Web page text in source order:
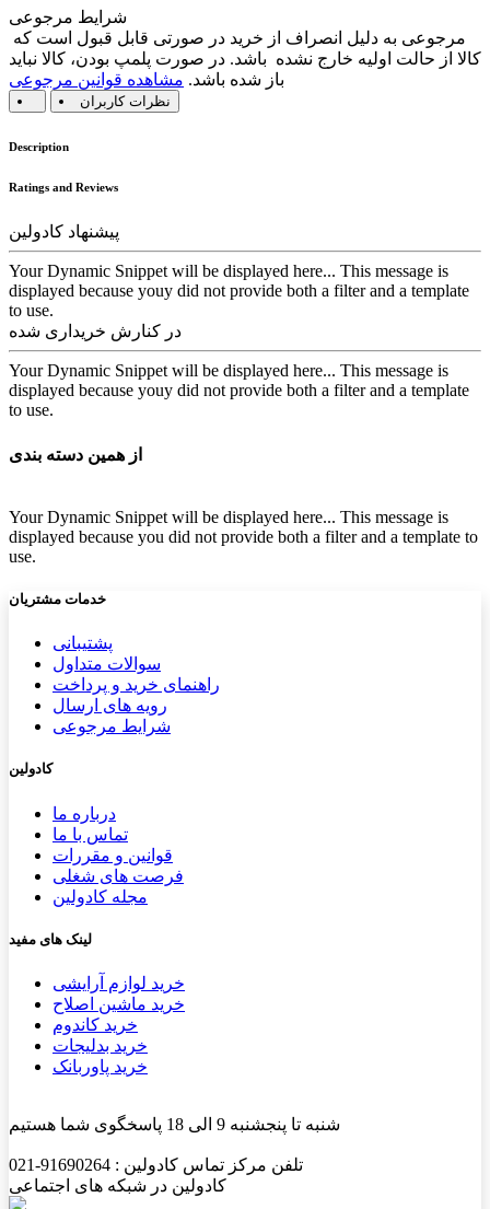
شرایط مرجوعی
کالا از حالت اولیه خارج نشده باشد. در صورت پلمپ بودن، کالا نباید
باز شده باشد. مشاهده قوانین مرجوعی
نظرات کاربران
Description
Ratings and Reviews
پیشنهاد کادولین
Your Dynamic Snippet will be displayed here... This message is
displayed because youy did not provide both a filter and a template
to use.
در کنارش خریداری شده
Your Dynamic Snippet will be displayed here... This message is
displayed because youy did not provide both a filter and a template
to use.
از همین دسته بندی
Your Dynamic Snippet will be displayed here... This message is
displayed because you did not provide both a filter and a template to
use.
خدمات مشتریان
پشتیب​​انی
سوالات متداول
راهنمای خرید و پرداخت
رویه های ارسال
شرایط مرجوعی
کادولین
درباره ما
تماس با ما
قوانین و مقررات
فرصت های شغلی
مجله کادولین
لینک های مفید
خرید لوازم آرایشی
خرید ماشین اصلاح
خرید کاندوم
خرید بدلیجات
خرید پاوربانک
شنبه تا پنجشنبه 9 الی 18 پاسخگوی شما هستیم
تلفن مرکز تماس کادولین : 91690264-021
کادولین در شبکه های اجتماعی